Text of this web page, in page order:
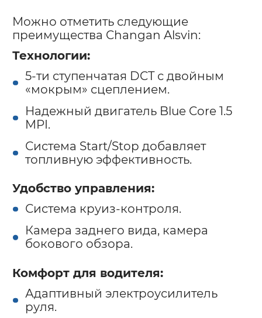
Можно отметить следующие
преимущества Changan Alsvin:
Технологии:
5-ти ступенчатая DCT с двойным
«мокрым» сцеплением.
Надежный двигатель Blue Core 1.5
MPI.
Система Start/Stop добавляет
топливную эффективность.
Удобство управления:
Система круиз-контроля.
Камера заднего вида, камера
бокового обзора.
Комфорт для водителя:
Адаптивный электроусилитель
руля.